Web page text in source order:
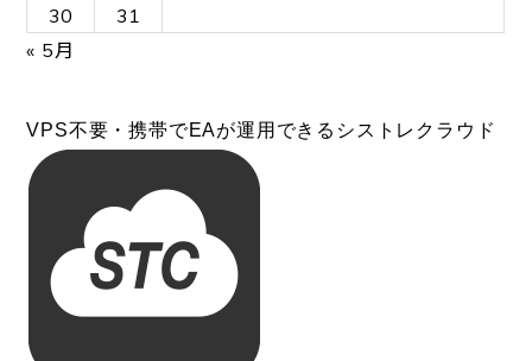
30
31
« 5月
VPS不要・携帯でEAが運用できるシストレクラウド